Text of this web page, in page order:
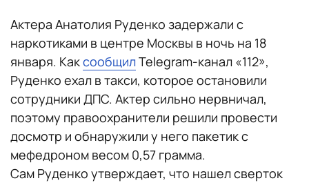
Актера Анатолия Руденко задержали с
наркотиками в центре Москвы в ночь на 18
января. КаксообщилTelegram-канал «112»,
Руденко ехал в такси, которое остановили
сотрудники ДПС. Актер сильно нервничал,
поэтому правоохранители решили провести
досмотр и обнаружили у него пакетик с
мефедроном весом 0,57 грамма.
Сам Руденко утверждает, что нашел сверток